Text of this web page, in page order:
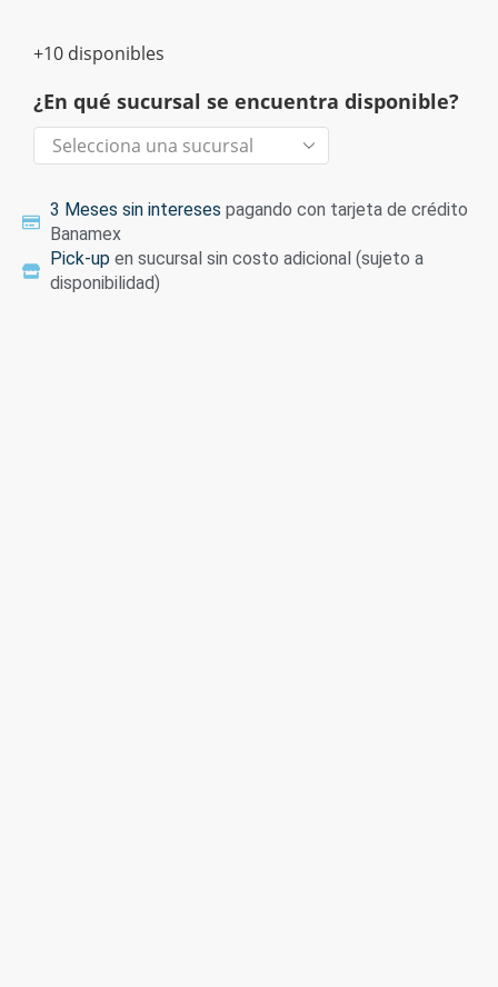
+10 disponibles
¿En qué sucursal se encuentra disponible?
3 Meses sin intereses pagando con tarjeta de crédito
Banamex
Pick-up en sucursal sin costo adicional (sujeto a
disponibilidad)